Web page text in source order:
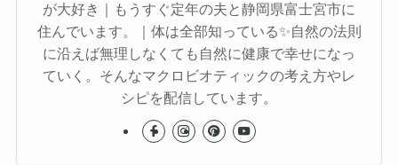
が大好き｜もうすぐ定年の夫と静岡県富士宮市に
住んでいます。｜体は全部知っている✨自然の法則
に沿えば無理しなくても自然に健康で幸せになっ
ていく。そんなマクロビオティックの考え方やレ
シピを配信しています。